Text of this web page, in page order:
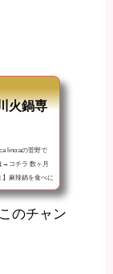
火鍋専
lino:aの菅野で
→コチラ 数ヶ月
麻辣鍋を食べに
います。完全予
SNSでめっちゃ
けない。。とい
のチャン